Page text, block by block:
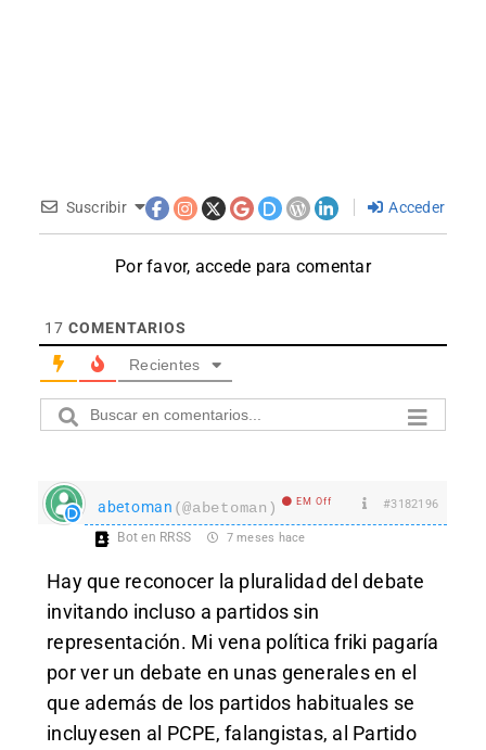
Suscribir Acceder
Por favor, accede para comentar
17 COMENTARIOS
Recientes
abetoman (@abetoman) EM Off #3182196
Bot en RRSS 7 meses hace
Hay que reconocer la pluralidad del debate
invitando incluso a partidos sin
representación. Mi vena política friki pagaría
por ver un debate en unas generales en el
que además de los partidos habituales se
incluyesen al PCPE, falangistas, al Partido